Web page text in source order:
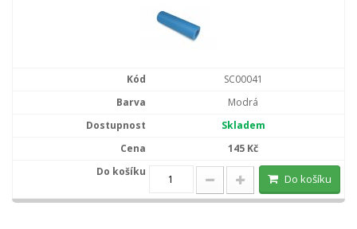
SC00041
Modrá
Skladem
145 Kč
Do košíku